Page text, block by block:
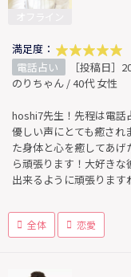
満足度：
電話占い
［投稿日］
のりちゃん / 40代 女性
hoshi7先生！先程は電話
優しい声にとても癒さ
た身体と心を癒してあ
ら頑張ります！大好き
出来るように頑張りま
全体 恋愛